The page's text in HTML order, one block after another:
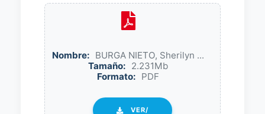
Nombre: BURGA NIETO, Sherilyn ...
Tamaño: 2.231Mb
Formato: PDF
VER/